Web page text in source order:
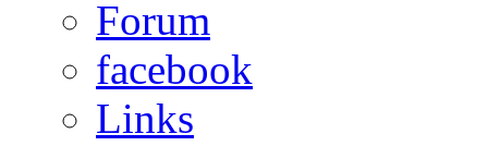
Forum
facebook
Links